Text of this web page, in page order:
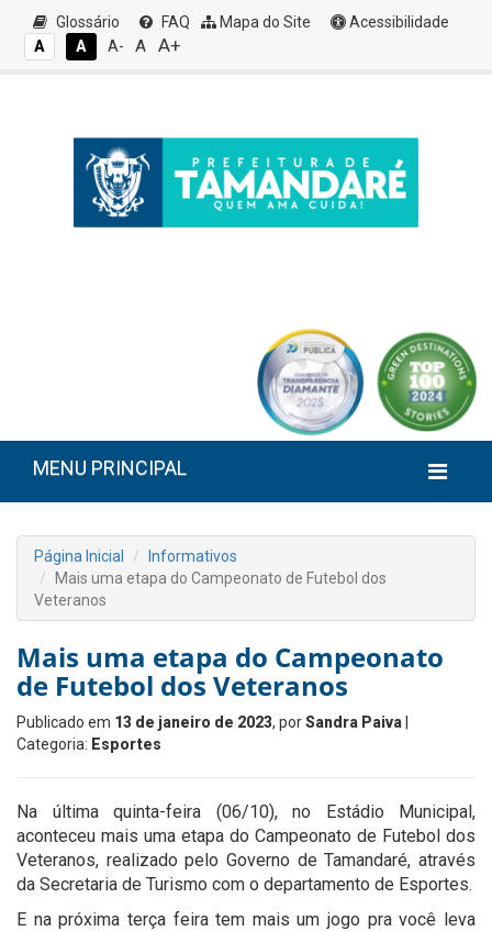
Glossário FAQ Mapa do Site
Acessibilidade
A
A A- A A+
MENU PRINCIPAL
Página Inicial
Informativos
Mais uma etapa do Campeonato de Futebol dos
Veteranos
Mais uma etapa do Campeonato
de Futebol dos Veteranos
Publicado em 13 de janeiro de 2023, porSandra Paiva
Categoria: Esportes
Na última quinta-feira (06/10), no Estádio Municipal,
aconteceu mais uma etapa do Campeonato de Futebol dos
Veteranos, realizado pelo Governo de Tamandaré, através
da Secretaria de Turismo com o departamento de Esportes.
E na próxima terça feira tem mais um jogo pra você leva